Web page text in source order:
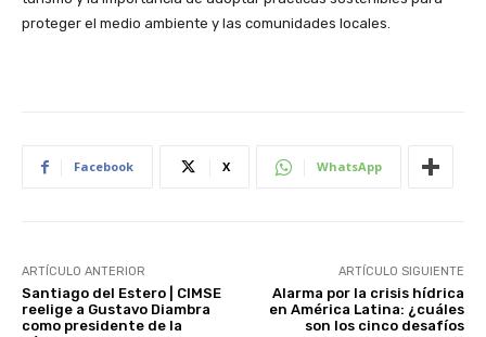
proteger el medio ambiente y las comunidades locales.
Facebook X WhatsApp
ARTÍCULO ANTERIOR
Santiago del Estero | CIMSE
reelige a Gustavo Diambra
como presidente de la
ARTÍCULO SIGUIENTE
Alarma por la crisis hídrica
en América Latina: ¿cuáles
son los cinco desafíos